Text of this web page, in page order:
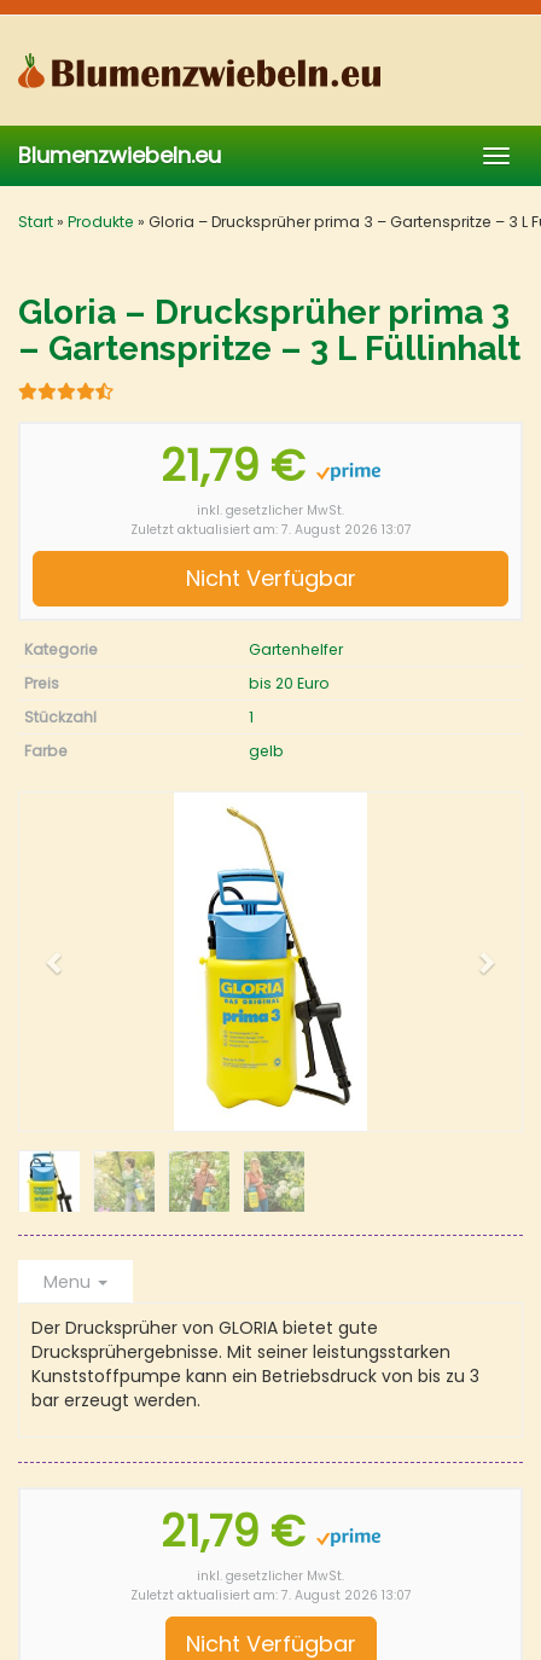
Skip
main
content
Blumenzwiebeln.eu
Start» Produkte » Gloria – Drucksprüher prima 3 – Gartenspritze – 3 L
Gloria – Drucksprüher prima 3
– Gartenspritze – 3 L Füllinhalt
21,79 €
inkl. gesetzlicher MwSt.
Zuletzt aktualisiert am: 7. August 2026 13:07
Nicht Verfügbar
Kategorie
Gartenhelfer
Preis
bis 20 Euro
Stückzahl
1
Farbe
gelb
Menu
Der Drucksprüher von GLORIA bietet gute
Drucksprühergebnisse. Mit seiner leistungsstarken
Kunststoffpumpe kann ein Betriebsdruck von bis zu 3
bar erzeugt werden.
21,79 €
inkl. gesetzlicher MwSt.
Zuletzt aktualisiert am: 7. August 2026 13:07
Nicht Verfügbar